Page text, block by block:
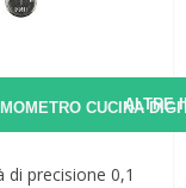
ALTRE
di precisione 0,1